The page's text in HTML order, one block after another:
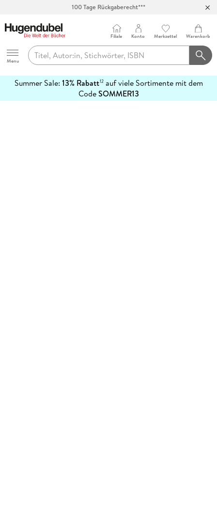
100 Tage Rückgaberecht***
Hugendubel
Menu
Filiale Konto Merkzettel Warenkorb
Summer Sale: 13% Rabatt12auf viele Sortimente mit dem
CodeSOMMER13
erfahren